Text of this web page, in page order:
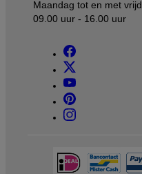
Maandag tot en met
09.00 uur - 16.00 uur